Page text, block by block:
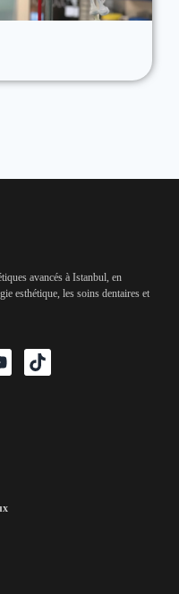
avancés à Istanbul, en
esthétique, les soins dentaires et